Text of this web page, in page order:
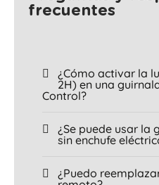
frecuentes
¿Cómo activar la
2H) en una
Control?
¿Se puede usar la
sin enchufe
¿Puedo